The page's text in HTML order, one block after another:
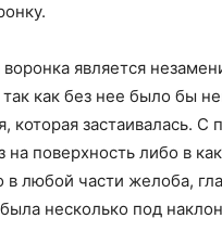
является
как без нее было бы
которая застаивалась.
на поверхность либо в
любой части желоба,
несколько под